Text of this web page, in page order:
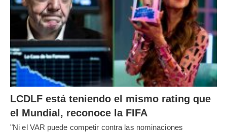
LCDLF está teniendo el mismo rating que
el Mundial, reconoce la FIFA
"Ni el VAR puede competir contra las nominaciones